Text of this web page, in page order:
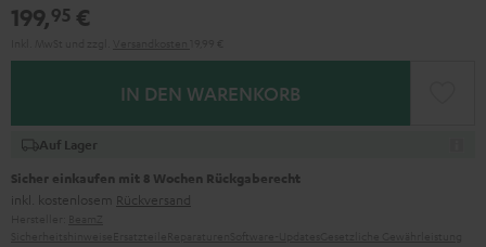
199,95 €
IN DEN WARENKORB
Auf Lager
Sicher einkaufen mit 8 Wochen Rückgaberecht
inkl. kostenlosem Rückversand